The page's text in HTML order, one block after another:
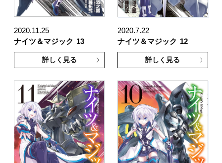
2020.11.25
ナイツ＆マジック 13
詳しく見る
2020.7.22
ナイツ＆マジック 12
詳しく見る